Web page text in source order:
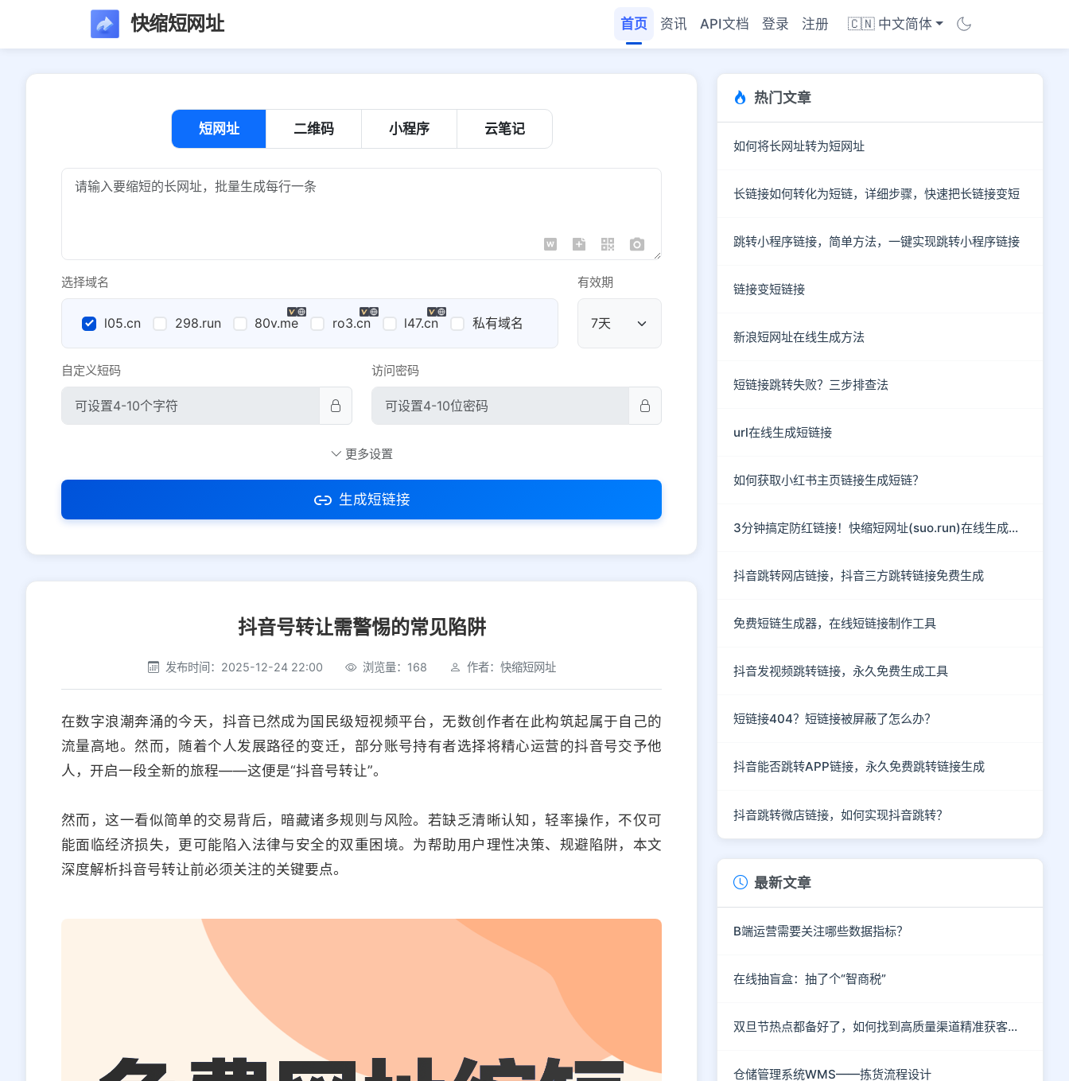
快缩短网址 首页 资讯 API文档 登录 注册 🇨🇳 中文简体
短网址 二维码 小程序 云笔记
选择域名
l05.cn 298.run 80v.me ro3.cn l47.cn 私有域名 公共域名
有效期
自定义短码 访问密码
社交平台 电商平台
选择防红平台类型，避免链接被拦截
平台设置
iOS Android PC 其他
更多设置
生成短链接
抖音号转让需警惕的常见陷阱
发布时间：2025-12-24 22:00 浏览量：168 作者：快缩短网址
在数字浪潮奔涌的今天，抖音已然成为国民级短视频平台，无数创作者在此构筑起属于自己的
流量高地。然而，随着个人发展路径的变迁，部分账号持有者选择将精心运营的抖音号交予他
人，开启一段全新的旅程——这便是“抖音号转让”。
然而，这一看似简单的交易背后，暗藏诸多规则与风险。若缺乏清晰认知，轻率操作，不仅可
能面临经济损失，更可能陷入法律与安全的双重困境。为帮助用户理性决策、规避陷阱，本文
深度解析抖音号转让前必须关注的关键要点。
热门文章
如何将长网址转为短网址
长链接如何转化为短链，详细步骤，快速把长链接变短
跳转小程序链接，简单方法，一键实现跳转小程序链接
链接变短链接
新浪短网址在线生成方法
短链接跳转失败？三步排查法
url在线生成短链接
如何获取小红书主页链接生成短链？
3分钟搞定防红链接！快缩短网址(suo.run)在线生成指南
抖音跳转网店链接，抖音三方跳转链接免费生成
免费短链生成器，在线短链接制作工具
抖音发视频跳转链接，永久免费生成工具
短链接404？短链接被屏蔽了怎么办？
抖音能否跳转APP链接，永久免费跳转链接生成
抖音跳转微店链接，如何实现抖音跳转？
最新文章
B端运营需要关注哪些数据指标？
在线抽盲盒：抽了个“智商税”
双旦节热点都备好了，如何找到高质量渠道精准获客呢？
仓储管理系统WMS——拣货流程设计